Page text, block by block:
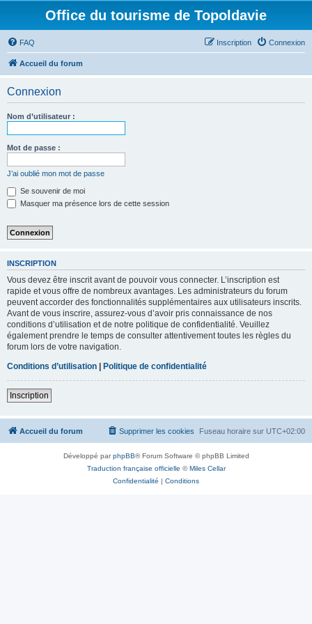
Office du tourisme de Topoldavie
FAQ Connexion
Inscription
Accueil du forum
Connexion
Nom d’utilisateur :
Mot de passe :
J’ai oublié mon mot de passe
Se souvenir de moi
Masquer ma présence lors de cette session
INSCRIPTION
Vous devez être inscrit avant de pouvoir vous connecter. L’inscription est
rapide et vous offre de nombreux avantages. Les administrateurs du forum
peuvent accorder des fonctionnalités supplémentaires aux utilisateurs inscrits.
Avant de vous inscrire, assurez-vous d’avoir pris connaissance de nos
conditions d’utilisation et de notre politique de confidentialité. Veuillez
également prendre le temps de consulter attentivement toutes les règles du
forum lors de votre navigation.
Conditions d’utilisation | Politique de confidentialité
Inscription
Accueil du forum Fuseau horaire sur UTC+02:00
Supprimer les cookies
Développé parphpBB® Forum Software © phpBB Limited
Traduction française officielle ©Miles Cellar
Confidentialité | Conditions